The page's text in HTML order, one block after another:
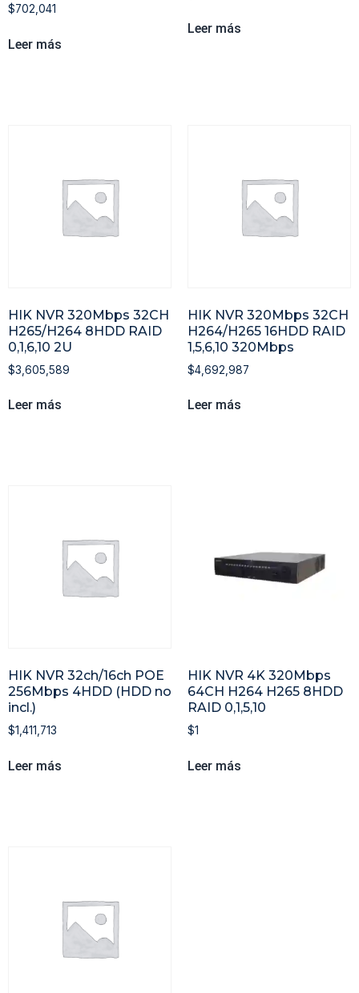
$702,041
Leer más
Leer más
HIK NVR 320Mbps 32CH
H265/H264 8HDD RAID
0,1,6,10 2U
$3,605,589
Leer más
HIK NVR 320Mbps 32CH
H264/H265 16HDD RAID
1,5,6,10 320Mbps
$4,692,987
Leer más
HIK NVR 32ch/16ch POE
256Mbps 4HDD (HDD no
incl.)
$1,411,713
Leer más
HIK NVR 4K 320Mbps
64CH H264 H265 8HDD
RAID 0,1,5,10
$1
Leer más